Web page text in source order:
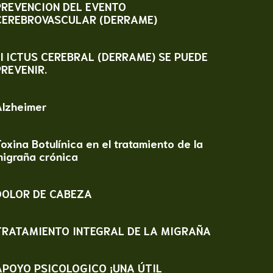
DEL EVENTO
(DERRAME)
ICTUS CEREBRAL (DERRAME) SE PUEDE
Botulínica en el tratamiento de la
crónica
DE CABEZA
INTEGRAL DE LA MIGRAÑA
PSICOLOGICO ¡UNA ÚTIL